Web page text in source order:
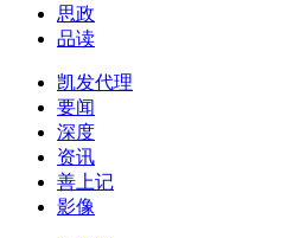
思政
品读
凯发代理
要闻
深度
资讯
善上记
影像